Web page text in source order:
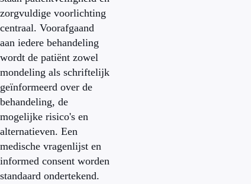
zorgvuldige voorlichting
centraal. Voorafgaand
aan iedere behandeling
wordt de patiënt zowel
mondeling als schriftelijk
geïnformeerd over de
behandeling, de
mogelijke risico's en
alternatieven. Een
medische vragenlijst en
informed consent worden
standaard ondertekend.